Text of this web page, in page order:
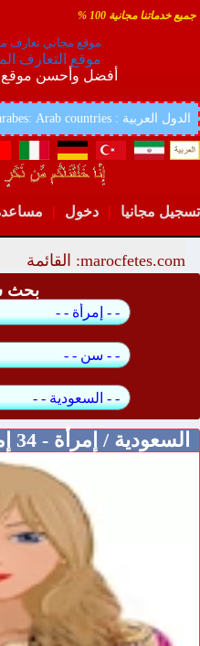
جميع خدماتنا مجانية 100 %
موقع مجاني تعارف
موقع التعارف
أفضل وأحسن موقع
Pays arabes: Arab countries : الدول العربية
تسجيل مجانيا | دخول |
marocfetes.com: القائمة
بحث
السعودية / إمرأة - 34 إمرأة / Fleur